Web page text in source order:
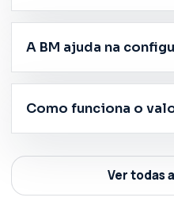
A BM ajuda na
Como funciona o
Ver todas